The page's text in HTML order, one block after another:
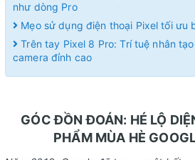
như dòng Pro
Mẹo sử dụng điện thoại Pixel tối ưu
Trên tay Pixel 8 Pro: Trí tuệ nhân
camera đỉnh cao
GÓC ĐỒN ĐOÁN: HÉ LỘ
PHẨM MÙA HÈ